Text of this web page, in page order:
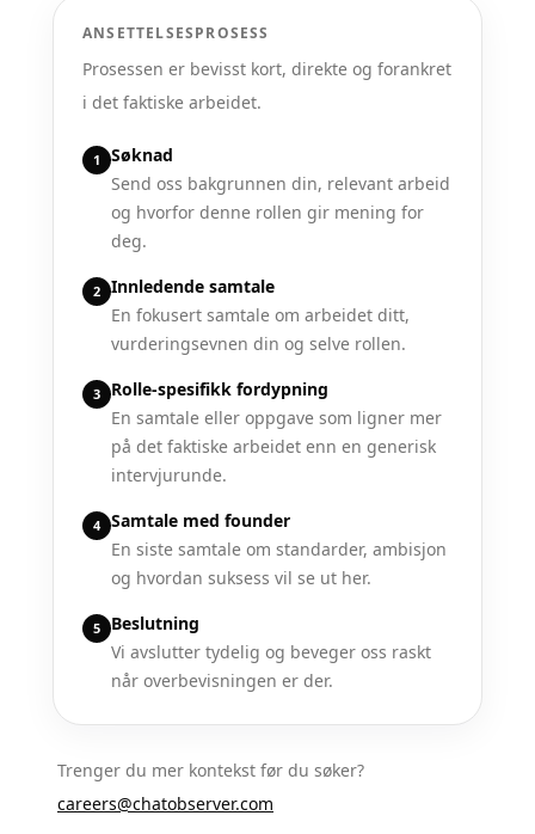
ANSETTELSESPROSESS
Prosessen er bevisst kort, direkte og forankret
i det faktiske arbeidet.
1
Søknad
Send oss bakgrunnen din, relevant arbeid
og hvorfor denne rollen gir mening for
deg.
2 Innledende samtale
En fokusert samtale om arbeidet ditt,
vurderingsevnen din og selve rollen.
3
Rolle-spesifikk fordypning
En samtale eller oppgave som ligner mer
på det faktiske arbeidet enn en generisk
intervjurunde.
4 Samtale med founder
En siste samtale om standarder, ambisjon
og hvordan suksess vil se ut her.
5
Beslutning
Vi avslutter tydelig og beveger oss raskt
når overbevisningen er der.
Trenger du mer kontekst før du søker?
careers@chatobserver.com